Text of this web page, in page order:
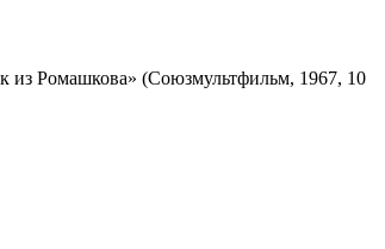
Ромашкова» (Союзмультфильм, 1967, 10